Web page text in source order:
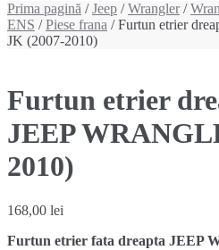
Prima pagină /Jeep /Wrangler/
ENS /Piese frana / Furtun etrier
JK (2007-2010)
Furtun etrier
JEEP
2010)
168,00 lei
Furtun etrier fata dreapta JEEP